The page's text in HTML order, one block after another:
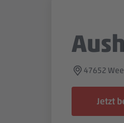
47652
Jetzt